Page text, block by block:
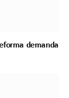
demanda